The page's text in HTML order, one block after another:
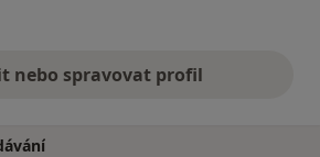
nebo spravovat profil